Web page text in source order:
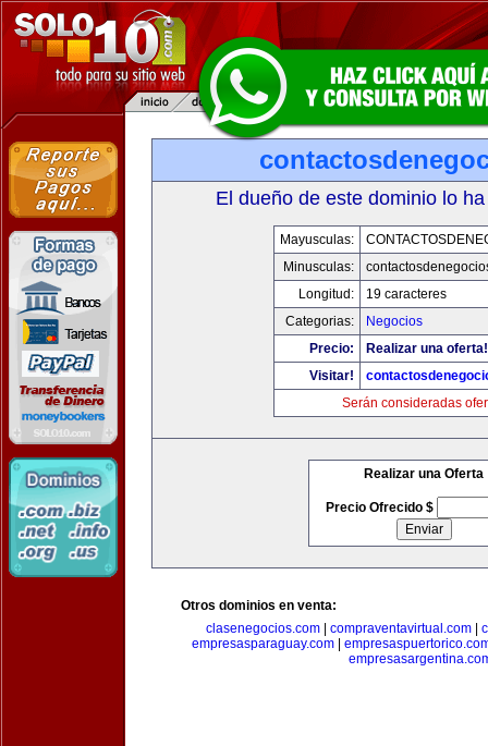
El dueño de este dominio lo
Mayusculas:
Minusculas:
Longitud:
19 caracteres
Categorias:
Negocios
Precio:
Realizar una oferta!
Visitar!
Serán consideradas
Realizar una Oferta
Precio Ofrecido $
Otros dominios en venta:
clasenegocios.com| compraventavirtual.com|
empresasparaguay.com|